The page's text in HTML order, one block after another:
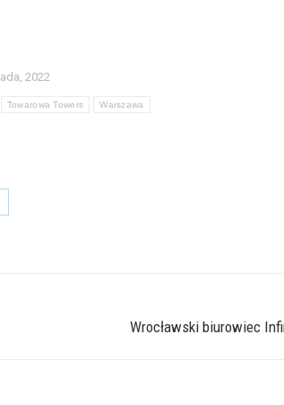
2022
Towarowa Towers Warszawa
Wrocławski biurowiec